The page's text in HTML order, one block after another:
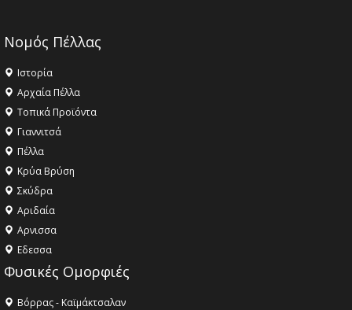
Νομός Πέλλας
Ιστορία
Αρχαία Πέλλα
Τοπικά Προϊόντα
Γιαννιτσά
Πέλλα
Κρύα Βρύση
Σκύδρα
Αριδαία
Aρνισσα
Eδεσσα
Φυσικές Ομορφιές
Βόρρας - Καϊμάκτσαλαν